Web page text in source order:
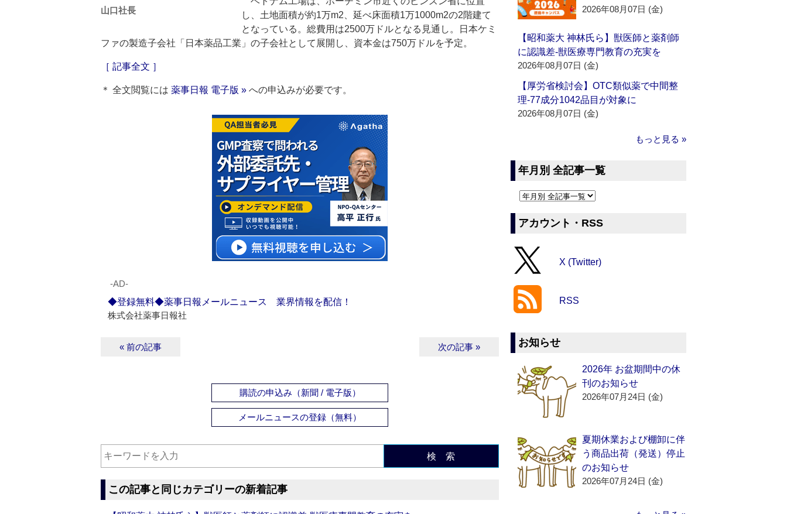
山口社長
し、土地面積が約1万m2、延べ床面積1万1000m2の2階建て
となっている。総費用は2500万ドルとなる見通し。日本ケミ
ファの製造子会社「日本薬品工業」の子会社として展開し、資本金は750万ドルを予定。
［ 記事全文 ］
＊ 全文閲覧には 薬事日報 電子版 » への申込みが必要です。
‐AD‐
◆登録無料◆薬事日報メールニュース 業界情報を配信！
株式会社薬事日報社
« 前の記事 次の記事 »
購読の申込み（新聞 / 電子版）
メールニュースの登録（無料）
検 索
この記事と同じカテゴリーの新着記事
2026年08月07日 (金)
【昭和薬大 神林氏ら】獣医師と薬剤師
に認識差‐獣医療専門教育の充実を
2026年08月07日 (金)
【厚労省検討会】OTC類似薬で中間整
理‐77成分1042品目が対象に
2026年08月07日 (金)
もっと見る »
年月別 全記事一覧
アカウント・RSS
X (Twitter)
RSS
お知らせ
2026年 お盆期間中の休
刊のお知らせ
2026年07月24日 (金)
夏期休業および棚卸に伴
う商品出荷（発送）停止
のお知らせ
2026年07月24日 (金)